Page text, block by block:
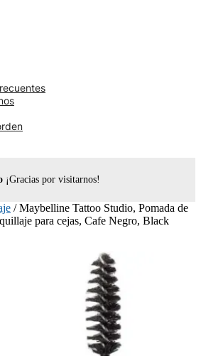
¡Gracias por visitarnos!
/Maybelline Tattoo Studio, Pomada de
para cejas, Cafe Negro, Black